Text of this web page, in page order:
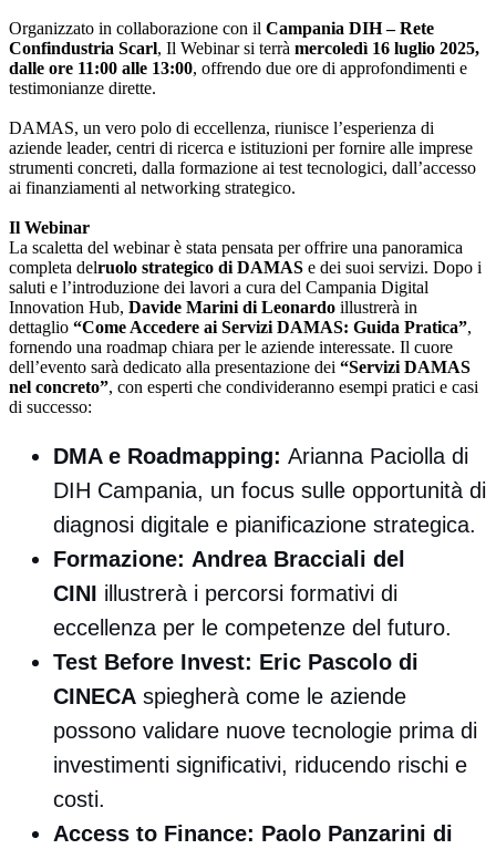
Organizzato in collaborazione con il Campania DIH – Rete
Confindustria Scarl, Il Webinar si terrà mercoledì 16 luglio 2025,
dalle ore 11:00 alle 13:00, offrendo due ore di approfondimenti e
testimonianze dirette.
DAMAS, un vero polo di eccellenza, riunisce l’esperienza di
aziende leader, centri di ricerca e istituzioni per fornire alle imprese
strumenti concreti, dalla formazione ai test tecnologici, dall’accesso
ai finanziamenti al networking strategico.
Il Webinar
La scaletta del webinar è stata pensata per offrire una panoramica
completa delruolo strategico di DAMAS e dei suoi servizi. Dopo i
saluti e l’introduzione dei lavori a cura del Campania Digital
Innovation Hub, Davide Marini di Leonardo illustrerà in
dettaglio “Come Accedere ai Servizi DAMAS: Guida Pratica”,
fornendo una roadmap chiara per le aziende interessate. Il cuore
dell’evento sarà dedicato alla presentazione dei “Servizi DAMAS
nel concreto”, con esperti che condivideranno esempi pratici e casi
di successo:
DMA e Roadmapping: Arianna Paciolla di
DIH Campania, un focus sulle opportunità di
diagnosi digitale e pianificazione strategica.
Formazione: Andrea Bracciali del
CINI illustrerà i percorsi formativi di
eccellenza per le competenze del futuro.
Test Before Invest: Eric Pascolo di
CINECA spiegherà come le aziende
possono validare nuove tecnologie prima di
investimenti significativi, riducendo rischi e
costi.
Access to Finance: Paolo Panzarini di